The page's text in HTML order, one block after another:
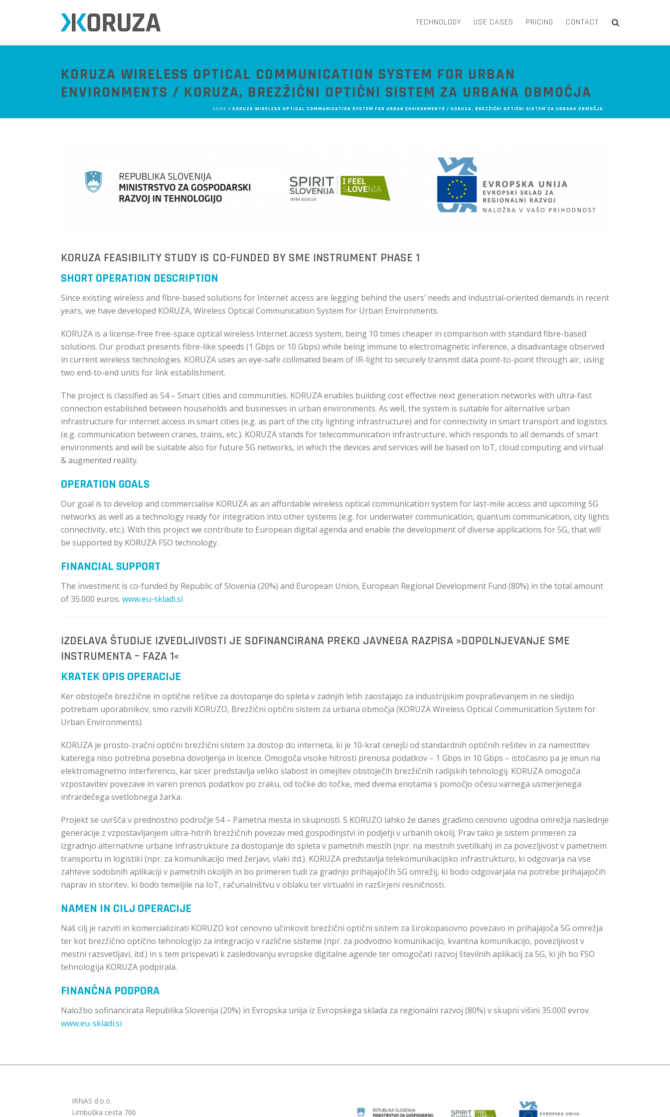
TECHNOLOGY USE CASES PRICING CONTACT
KORUZA WIRELESS OPTICAL COMMUNICATION SYSTEM FOR URBAN
ENVIRONMENTS / KORUZA, BREZŽIČNI OPTIČNI SISTEM ZA URBANA OBMOČJA
HOME / KORUZA WIRELESS OPTICAL COMMUNICATION SYSTEM FOR URBAN ENVIRONMENTS / KORUZA, BREZŽIČNI OPTIČNI SISTEM ZA URBANA OBMOČJA
KORUZA FEASIBILITY STUDY IS CO-FUNDED BY SME INSTRUMENT PHASE 1
SHORT OPERATION DESCRIPTION
Since existing wireless and fibre-based solutions for Internet access are legging behind the users’ needs and industrial-oriented demands in recent
years, we have developed KORUZA, Wireless Optical Communication System for Urban Environments.
KORUZA is a license-free free-space optical wireless Internet access system, being 10 times cheaper in comparison with standard fibre-based
solutions. Our product presents fibre-like speeds (1 Gbps or 10 Gbps) while being immune to electromagnetic inference, a disadvantage observed
in current wireless technologies. KORUZA uses an eye-safe collimated beam of IR-light to securely transmit data point-to-point through air, using
two end-to-end units for link establishment.
The project is classified as S4 – Smart cities and communities. KORUZA enables building cost effective next generation networks with ultra-fast
connection established between households and businesses in urban environments. As well, the system is suitable for alternative urban
infrastructure for internet access in smart cities (e.g. as part of the city lighting infrastructure) and for connectivity in smart transport and logistics
(e.g. communication between cranes, trains, etc.). KORUZA stands for telecommunication infrastructure, which responds to all demands of smart
environments and will be suitable also for future 5G networks, in which the devices and services will be based on IoT, cloud computing and virtual
& augmented reality.
OPERATION GOALS
Our goal is to develop and commercialise KORUZA as an affordable wireless optical communication system for last-mile access and upcoming 5G
networks as well as a technology ready for integration into other systems (e.g. for underwater communication, quantum communication, city lights
connectivity, etc.). With this project we contribute to European digital agenda and enable the development of diverse applications for 5G, that will
be supported by KORUZA FSO technology.
FINANCIAL SUPPORT
The investment is co-funded by Republic of Slovenia (20%) and European Union, European Regional Development Fund (80%) in the total amount
of 35.000 euros. www.eu-skladi.si
IZDELAVA ŠTUDIJE IZVEDLJIVOSTI JE SOFINANCIRANA PREKO JAVNEGA RAZPISA »DOPOLNJEVANJE SME
INSTRUMENTA – FAZA 1«
KRATEK OPIS OPERACIJE
Ker obstoječe brezžične in optične rešitve za dostopanje do spleta v zadnjih letih zaostajajo za industrijskim povpraševanjem in ne sledijo
potrebam uporabnikov, smo razvili KORUZO, Brezžični optični sistem za urbana območja (KORUZA Wireless Optical Communication System for
Urban Environments).
KORUZA je prosto-zračni optični brezžični sistem za dostop do interneta, ki je 10-krat cenejši od standardnih optičnih rešitev in za namestitev
katerega niso potrebna posebna dovoljenja in licence. Omogoča visoke hitrosti prenosa podatkov – 1 Gbps in 10 Gbps – istočasno pa je imun na
elektromagnetno interferenco, kar sicer predstavlja veliko slabost in omejitev obstoječih brezžičnih radijskih tehnologij. KORUZA omogoča
vzpostavitev povezave in varen prenos podatkov po zraku, od točke do točke, med dvema enotama s pomočjo očesu varnega usmerjenega
infrardečega svetlobnega žarka.
Projekt se uvršča v prednostno področje S4 – Pametna mesta in skupnosti. S KORUZO lahko že danes gradimo cenovno ugodna omrežja naslednje
generacije z vzpostavljanjem ultra-hitrih brezžičnih povezav med gospodinjstvi in podjetji v urbanih okolij. Prav tako je sistem primeren za
izgradnjo alternativne urbane infrastrukture za dostopanje do spleta v pametnih mestih (npr. na mestnih svetilkah) in za povezljivost v pametnem
transportu in logistiki (npr. za komunikacijo med žerjavi, vlaki itd.). KORUZA predstavlja telekomunikacijsko infrastrukturo, ki odgovarja na vse
zahteve sodobnih aplikaciji v pametnih okoljih in bo primeren tudi za gradnjo prihajajočih 5G omrežij, ki bodo odgovarjala na potrebe prihajajočih
naprav in storitev, ki bodo temeljile na IoT, računalništvu v oblaku ter virtualni in razširjeni resničnosti.
NAMEN IN CILJ OPERACIJE
Naš cilj je razviti in komercializirati KORUZO kot cenovno učinkovit brezžični optični sistem za širokopasovno povezavo in prihajajoča 5G omrežja
ter kot brezžično optično tehnologijo za integracijo v različne sisteme (npr. za podvodno komunikacijo, kvantna komunikacijo, povezljivost v
mestni razsvetljavi, itd.) in s tem prispevati k zasledovanju evropske digitalne agende ter omogočati razvoj številnih aplikacij za 5G, ki jih bo FSO
tehnologija KORUZA podpirala.
FINANČNA PODPORA
Naložbo sofinancirata Republika Slovenija (20%) in Evropska unija iz Evropskega sklada za regionalni razvoj (80%) v skupni višini 35.000 evrov.
www.eu-skladi.si
IRNAS d.o.o.
Limbuška cesta 76b